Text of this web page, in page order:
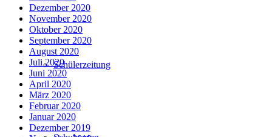
Schülerzeitung
Dezember 2020
November 2020
Oktober 2020
September 2020
August 2020
Juli 2020
Juni 2020
April 2020
März 2020
Februar 2020
Januar 2020
Dezember 2019